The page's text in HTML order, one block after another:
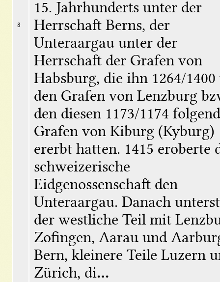
8
15. Jahrhunderts unter der
Herrschaft Berns, der
Unteraargau unter der
Herrschaft der Grafen von
Habsburg, die ihn 1264/
den Grafen von Lenzburg
den diesen 1173/1174
Grafen von Kiburg (Kyburg)
ererbt hatten. 1415 eroberte
chweizerische
Eidgenossenschaft den
Unteraargau. Danach
der westliche Teil mit
Zofingen, Aarau und
Bern, kleinere Teile Luzern
Zürich, di...